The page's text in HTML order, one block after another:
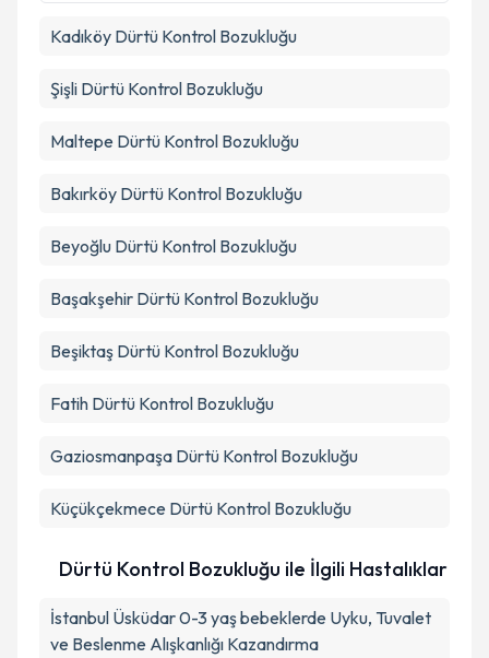
Takvim Talebini Gönder
Kadıköy Dürtü Kontrol Bozukluğu
Şişli Dürtü Kontrol Bozukluğu
Maltepe Dürtü Kontrol Bozukluğu
Bakırköy Dürtü Kontrol Bozukluğu
Beyoğlu Dürtü Kontrol Bozukluğu
Başakşehir Dürtü Kontrol Bozukluğu
Beşiktaş Dürtü Kontrol Bozukluğu
Fatih Dürtü Kontrol Bozukluğu
Gaziosmanpaşa Dürtü Kontrol Bozukluğu
Küçükçekmece Dürtü Kontrol Bozukluğu
Dürtü Kontrol Bozukluğu ile İlgili Hastalıklar
İstanbul Üsküdar 0-3 yaş bebeklerde Uyku, Tuvalet
ve Beslenme Alışkanlığı Kazandırma